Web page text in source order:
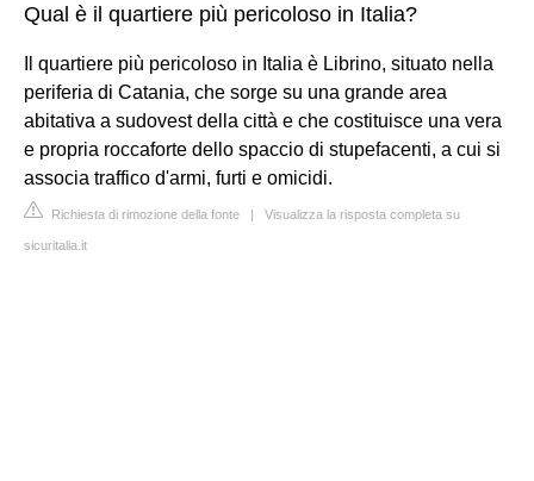
Qual è il quartiere più pericoloso in Italia?
Il quartiere più pericoloso in Italia è Librino, situato nella
periferia di Catania, che sorge su una grande area
abitativa a sudovest della città e che costituisce una vera
e propria roccaforte dello spaccio di stupefacenti, a cui si
associa traffico d'armi, furti e omicidi.
Richiesta di rimozione della fonte | Visualizza la risposta completa su
sicuritalia.it